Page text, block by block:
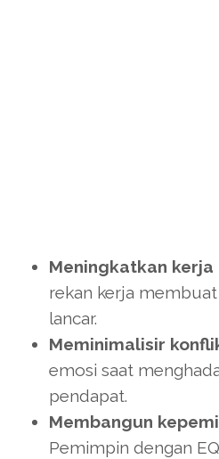
Meningkatkan kerja
rekan kerja
lancar.
Meminimalisir
emosi saat
pendapat.
Membangun
Pemimpin dengan